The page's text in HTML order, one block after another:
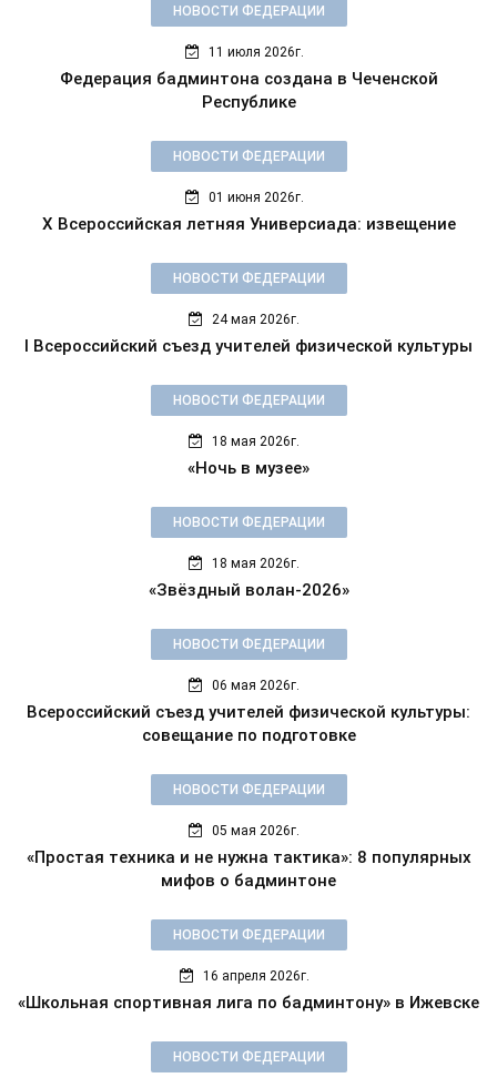
НОВОСТИ ФЕДЕРАЦИИ
11 июля 2026г.
Федерация бадминтона создана в Чеченской
Республике
НОВОСТИ ФЕДЕРАЦИИ
01 июня 2026г.
X Всероссийская летняя Универсиада: извещение
НОВОСТИ ФЕДЕРАЦИИ
24 мая 2026г.
I Всероссийский съезд учителей физической культуры
НОВОСТИ ФЕДЕРАЦИИ
18 мая 2026г.
«Ночь в музее»
НОВОСТИ ФЕДЕРАЦИИ
18 мая 2026г.
«Звёздный волан-2026»
НОВОСТИ ФЕДЕРАЦИИ
06 мая 2026г.
Всероссийский съезд учителей физической культуры:
совещание по подготовке
НОВОСТИ ФЕДЕРАЦИИ
05 мая 2026г.
«Простая техника и не нужна тактика»: 8 популярных
мифов о бадминтоне
НОВОСТИ ФЕДЕРАЦИИ
16 апреля 2026г.
«Школьная спортивная лига по бадминтону» в Ижевске
НОВОСТИ ФЕДЕРАЦИИ